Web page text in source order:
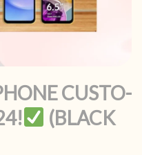
CUSTO-
(BLACK